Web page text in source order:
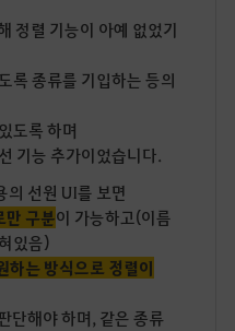
정렬 기능이 아예 없었기
록 종류를 기입하는 등의
도록 하며
기능 추가이었습니다.
의 선원 UI를 보면
만 구분이 가능하고(이름
있음)
하는 방식으로 정렬이
단해야 하며, 같은 종류